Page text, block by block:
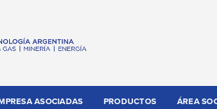
ASOCIADAS PRODUCTOS ÁREA